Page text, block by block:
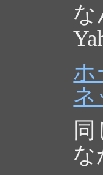
な
ホ
ネ
な